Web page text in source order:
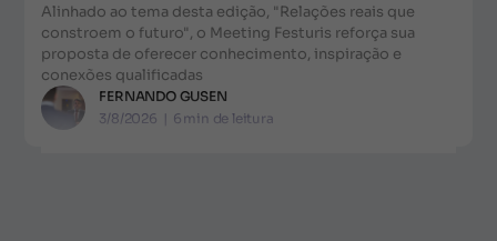
Alinhado ao tema desta edição, "Relações reais que
constroem o futuro", o Meeting Festuris reforça sua
proposta de oferecer conhecimento, inspiração e
conexões qualificadas
FERNANDO GUSEN
3/8/2026 | 6 min de leitura